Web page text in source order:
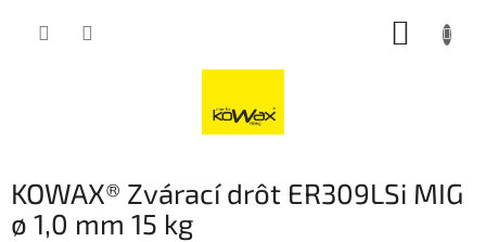
KOWAX® Zvárací drôt ER309LSi MIG
ø 1,0 mm 15 kg